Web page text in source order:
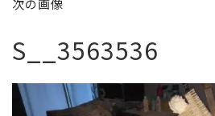
次の画像
S__3563536